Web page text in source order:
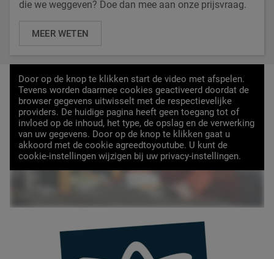
die we weggeven? Doe dan mee aan onze prijsvraag.
MEER WETEN
VIDEO LADEN
Door op de knop te klikken start de video met afspelen.
Tevens worden daarmee cookies geactiveerd doordat de
browser gegevens uitwisselt met de respectievelijke
providers. De huidige pagina heeft geen toegang tot of
invloed op de inhoud, het type, de opslag en de verwerking
van uw gegevens. Door op de knop te klikken gaat u
akkoord met de cookie agreedtoyoutube. U kunt de
cookie-instellingen wijzigen bij uw privacy-instellingen.